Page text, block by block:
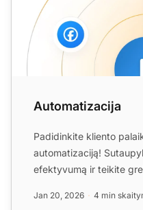
Automatizacija
Padidinkite kliento
automatizaciją!
efektyvumą ir teikite
Jan 20, 2026 4 min